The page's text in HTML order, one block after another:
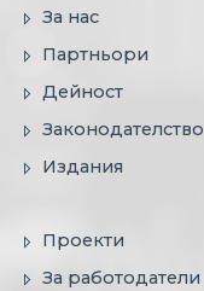
За нас
Партньори
Дейност
Законодателство
Издания
Проекти
За работодатели